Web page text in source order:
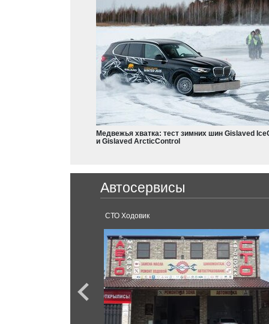
Ferrari
488 GTB
Fiesta
Focus
L200
Eclipse
Colt
Nissan
Frontier
Leaf
Rogue
Terrano
Serena
Sentra
Pathfinder
Micra
Skyline
Almera
Медвежья хватка: тест зимних шин Gislaved
и Gislaved ArcticControl
Автосервисы
СТО Ходовик